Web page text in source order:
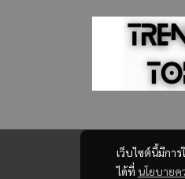
เว็บไซต์นี้มีกา
ได้ที่ นโยบายค